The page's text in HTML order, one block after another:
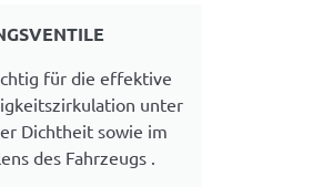
für die effektive
unter
Dichtheit sowie im
des Fahrzeugs .